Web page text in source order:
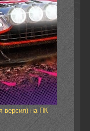
версия) на ПК